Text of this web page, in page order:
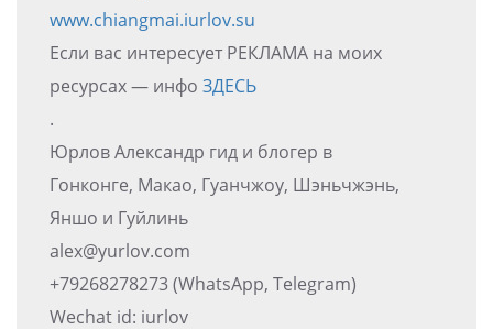
www.chiangmai.iurlov.su
Если вас интересует РЕКЛАМА на моих
ресурсах — инфо ЗДЕСЬ
.
Юрлов Александр гид и блогер в
Гонконге, Макао, Гуанчжоу, Шэньчжэнь,
Яншо и Гуйлинь
alex@yurlov.com
+79268278273 (WhatsApp, Telegram)
Wechat id: iurlov